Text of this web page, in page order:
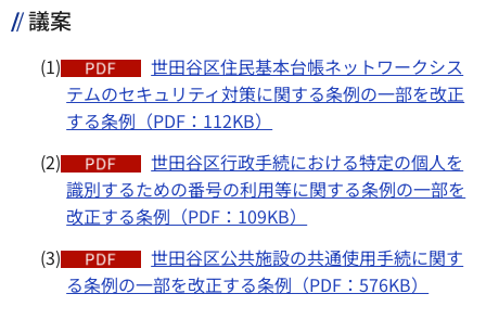
議案
(1)
世田谷区住民基本台帳ネットワークシス
テムのセキュリティ対策に関する条例の一部を改正
する条例（PDF：112KB）
(2)
世田谷区行政手続における特定の個人を
識別するための番号の利用等に関する条例の一部を
改正する条例（PDF：109KB）
(3)
世田谷区公共施設の共通使用手続に関す
る条例の一部を改正する条例（PDF：576KB）